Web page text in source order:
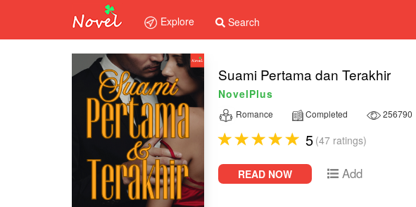
Explore Search
Suami Pertama dan Terakhir
NovelPlus
Romance Completed 256790
5 (47 ratings)
READ NOW Add